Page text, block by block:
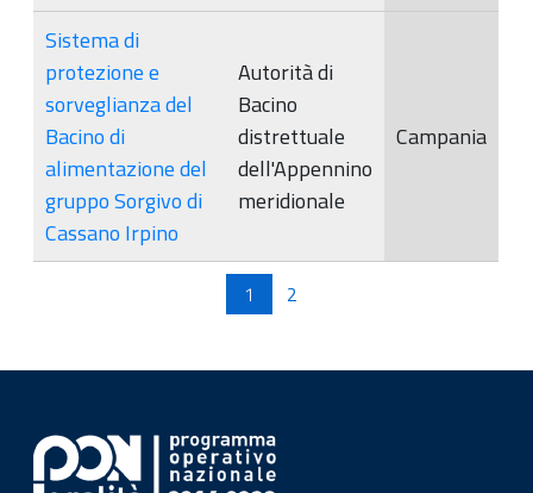
Sistema di
protezione e
sorveglianza del
Bacino di
alimentazione del
gruppo Sorgivo di
Cassano Irpino
Autorità di
Bacino
distrettuale
dell'Appennino
meridionale
Campania
1 2